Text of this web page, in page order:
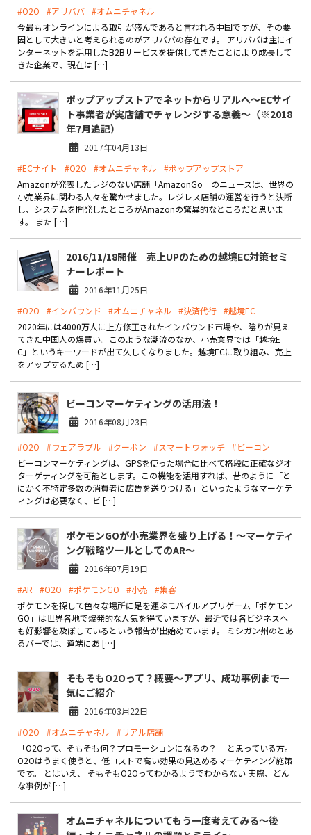
お問い合わせ
#O2O
#アリババ #オムニチャネル
今最もオンラインによる取引が盛んであると言われる中国ですが、その要
因として大きいと考えられるのがアリババの存在です。 アリババは主にイ
ンターネットを活用したB2Bサービスを提供してきたことにより成長して
きた企業で、現在は […]
ポップアップストアでネットからリアルへ～ECサイ
ト事業者が実店舗でチャレンジする意義～（※2018
年7月追記）
2017年04月13日
#ECサイト
#O2O #オムニチャネル
#ポップアップストア
Amazonが発表したレジのない店舗「AmazonGo」のニュースは、世界の
小売業界に関わる人々を驚かせました。レジレス店舗の運営を行うと決断
し、システムを開発したところがAmazonの驚異的なところだと思いま
す。 また […]
2016/11/18開催 売上UPのための越境EC対策セミ
ナーレポート
2016年11月25日
#O2O
#インバウンド #オムニチャネル #決済代行 #越境EC
2020年には4000万人に上方修正されたインバウンド市場や、陰りが見え
てきた中国人の爆買い。このような潮流のなか、小売業界では「越境E
C」というキーワードが出て久しくなりました。越境ECに取り組み、売上
をアップするため […]
ビーコンマーケティングの活用法！
2016年08月23日
#O2O #ウェアラブル #クーポン #スマートウォッチ #ビーコン
ビーコンマーケティングは、GPSを使った場合に比べて格段に正確なジオ
ターゲティングを可能とします。この機能を活用すれば、昔のように「と
にかく不特定多数の消費者に広告を送りつける」といったようなマーケテ
ィングは必要なく、ビ […]
ポケモンGOが小売業界を盛り上げる！～マーケティ
ング戦略ツールとしてのAR～
2016年07月19日
#AR
#O2O #ポケモンGO #小売
#集客
ポケモンを探して色々な場所に足を運ぶモバイルアプリゲーム「ポケモン
GO」は世界各地で爆発的な人気を得ていますが、最近では各ビジネスへ
も好影響を及ぼしているという報告が出始めています。 ミシガン州のとあ
るバーでは、道端にあ […]
そもそもO2Oって？概要～アプリ、成功事例まで一
気にご紹介
2016年03月22日
#O2O
#オムニチャネル
#リアル店舗
「O2Oって、そもそも何？プロモーションになるの？」 と思っている方。
O2Oはうまく使うと、低コストで高い効果の見込めるマーケティング施策
です。 とはいえ、 そもそもO2Oってわかるようでわからない 実際、どん
な事例が […]
オムニチャネルについてもう一度考えてみる～後